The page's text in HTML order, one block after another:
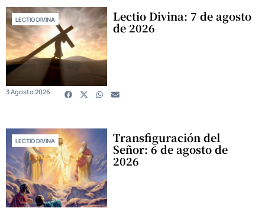
LECTIO DIVINA Lectio Divina: 7 de agosto
de 2026
3 Agosto 2026
LECTIO DIVINA Transfiguración del
Señor: 6 de agosto de
2026